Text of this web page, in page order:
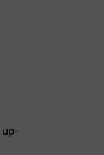
up-